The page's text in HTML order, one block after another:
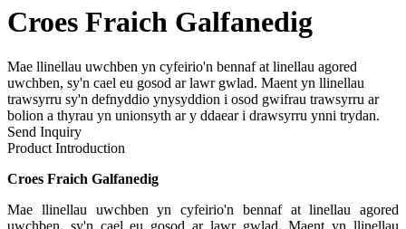
Croes Fraich Galfanedig
Mae llinellau uwchben yn cyfeirio'n bennaf at linellau agored
uwchben, sy'n cael eu gosod ar lawr gwlad. Maent yn llinellau
trawsyrru sy'n defnyddio ynysyddion i osod gwifrau trawsyrru ar
bolion a thyrau yn unionsyth ar y ddaear i drawsyrru ynni trydan.
Send Inquiry
Product Introduction
Croes Fraich Galfanedig
Mae llinellau uwchben yn cyfeirio'n bennaf at linellau agored
uwchben, sy'n cael eu gosod ar lawr gwlad. Maent yn llinellau